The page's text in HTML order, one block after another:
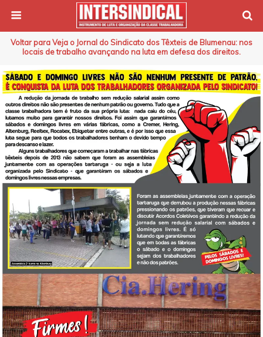
Voltar para Veja o Jornal do Sindicato dos Têxteis de Blumenau: nos
locais de trabalho avançando na luta em defesa dos direitos.